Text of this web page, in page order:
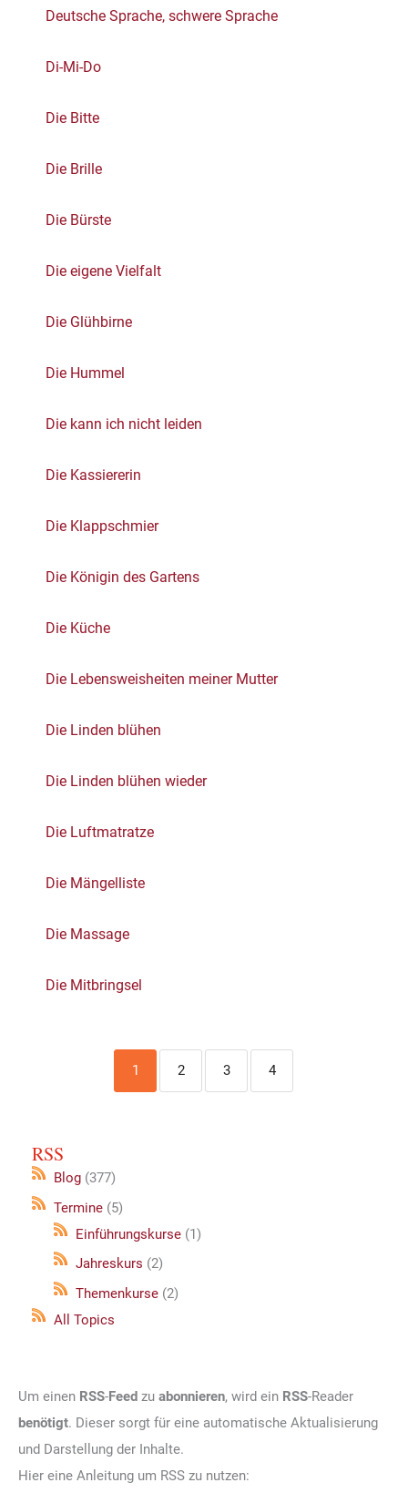
Deutsche Sprache, schwere Sprache
Di-Mi-Do
Die Bitte
Die Brille
Die Bürste
Die eigene Vielfalt
Die Glühbirne
Die Hummel
Die kann ich nicht leiden
Die Kassiererin
Die Klappschmier
Die Königin des Gartens
Die Küche
Die Lebensweisheiten meiner Mutter
Die Linden blühen
Die Linden blühen wieder
Die Luftmatratze
Die Mängelliste
Die Massage
Die Mitbringsel
1 2 3 4
RSS
Blog(377)
Termine(5)
Einführungskurse(1)
Jahreskurs (2)
Themenkurse(2)
All Topics
Um einen RSS-Feed zu abonnieren, wird ein RSS-Reader
benötigt. Dieser sorgt für eine automatische Aktualisierung
und Darstellung der Inhalte.
Hier eine Anleitung um RSS zu nutzen: